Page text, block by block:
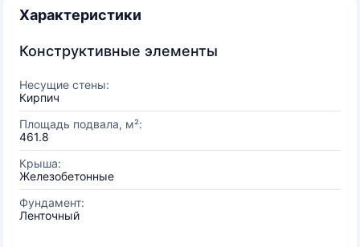
Характеристики
Конструктивные элементы
Несущие стены:
Кирпич
Площадь подвала, м²:
461.8
Крыша:
Железобетонные
Фундамент:
Ленточный